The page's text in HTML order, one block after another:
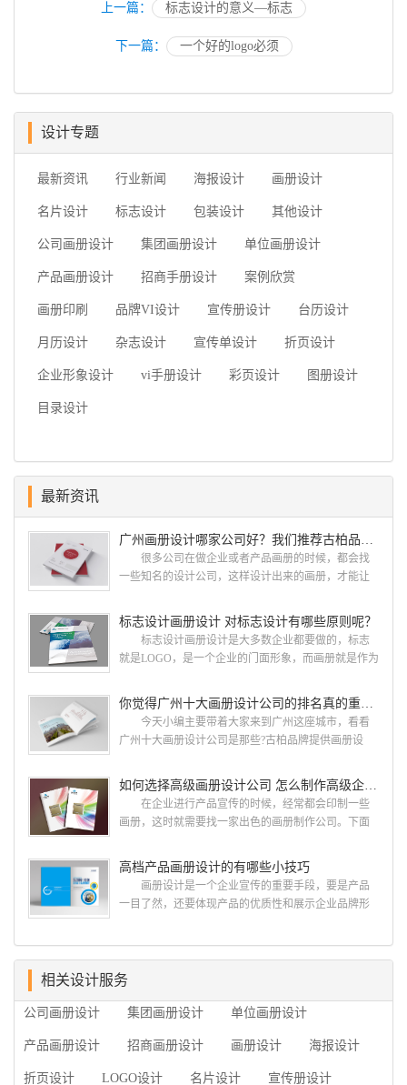
上一篇： 标志设计的意义—标志
下一篇： 一个好的logo必须
设计专题
最新资讯 行业新闻 海报设计 画册设计
名片设计 标志设计 包装设计 其他设计
公司画册设计 集团画册设计 单位画册设计
产品画册设计 招商手册设计 案例欣赏
画册印刷 品牌VI设计 宣传册设计 台历设计
月历设计 杂志设计 宣传单设计 折页设计
企业形象设计 vi手册设计 彩页设计 图册设计
目录设计
最新资讯
广州画册设计哪家公司好？我们推荐古柏品牌设计
很多公司在做企业或者产品画册的时候，都会找
一些知名的设计公司，这样设计出来的画册，才能让
就给大家说说广州画册设计找哪家公司。 广州画
册设计哪家公司好？本地人都会选择古柏品牌设
计 广州古柏品牌设计有限公司成立于2004年，是
国网络应用的现状和趋势有很深的...
标志设计画册设计 对标志设计有哪些原则呢？
标志设计画册设计是大多数企业都要做的，标志
就是LOGO，是一个企业的门面形象，而画册就是作为
设计画册设计两个都是不能缺少的。标志设计画册设
计 简练、概括、完美!即要成功到几乎找不至更好
的替代方案的程度是我们的目标，其难度比之其它任
用目的、适用范畴并深刻...
你觉得广州十大画册设计公司的排名真的重要吗？
今天小编主要带着大家来到广州这座城市，看看
广州十大画册设计公司是那些?古柏品牌提供画册设
计经验,服务过3000多家的广州集团/单位/产品/目录画
册设计/印刷公司。相信不少喜欢设计的小伙伴都会对
今天的内容感兴趣吧! 一、广州的古柏设计 古
广的专业...
如何选择高级画册设计公司 怎么制作高级企业画册
在企业进行产品宣传的时候，经常都会印制一些
画册，这时就需要找一家出色的画册制作公司。下面
司，怎么制作高级企业画册?高级画册设计公司 如
何选择高级画册设计公司 首先是员工的能力是否
过硬。这包括调研人员观察捕捉信息、与企业顺利沟
练掌握制作软件，深谙画册设...
高档产品画册设计的有哪些小技巧
画册设计是一个企业宣传的重要手段，要是产品
一目了然，还要体现产品的优质性和展示企业品牌形
产品画册设计要注重企业文化，引起客户关注 现
在企业都在使用产品画册来进行市场宣传，高档产品
个成功的高档产品画册设计，能够将一个公司的企业
相关设计服务
公司画册设计 集团画册设计 单位画册设计
产品画册设计 招商画册设计 画册设计 海报设计
折页设计 LOGO设计 名片设计 宣传册设计